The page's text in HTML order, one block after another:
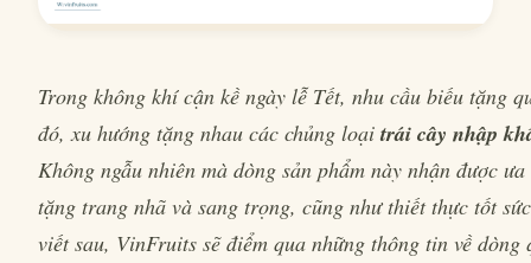
Trong không khí cận kề ngày lễ Tết, nhu cầu biếu tặng
đó, xu hướng tặng nhau các chủng loạitrái cây nhập
Không ngẫu nhiên mà dòng sản phẩm này nhận được
tặng trang nhã và sang trọng, cũng như thiết thực tốt
viết sau, VinFruits sẽ điểm qua những thông tin về